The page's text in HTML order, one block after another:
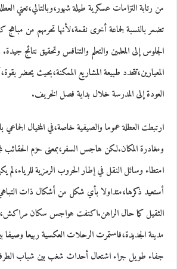
من رتابة التزامات عسكرية طيلة شهور،وبالتالي،تعني
تضمر بالنسبة لجماعة أخرى نقمة،لأنها تحرمهم من مباهج
الجلوس إلى المعلمين والتعلم والتنافس وتحقيق نتائج
المعيارين،تتحدد طبيعة المشاريع الممكنة،بحيث يحضر
العودة إلى المدرسة خلال بداية فصل الخريف.
ارتبطت العطلة عموما والصيفية خاصة،في المخيال
ومغادرة المكان.لكن هاجس السفر،بمعنى حزم الحقائب
امتطاء وسائل النقل في إطار الحروب الرمزية للرياء،لم
أستعيد ذكرها،متداولا بأي شكل من أشكال ذات
الثقيل كما حال الراهن.اكتفت هواجس سكان
مدينة الجديدة،فاستمرت الرحلات العكسية ربيعا وصيفا
جفاء طويل جراء اشتعال أحداث شغب بين شباب